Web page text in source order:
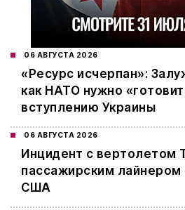
06 АВГУСТА 2026
«Ресурс исчерпан»:
как НАТО нужно
вступлению Украины
06 АВГУСТА 2026
Инцидент с вертолетом
пассажирским лайнером
США